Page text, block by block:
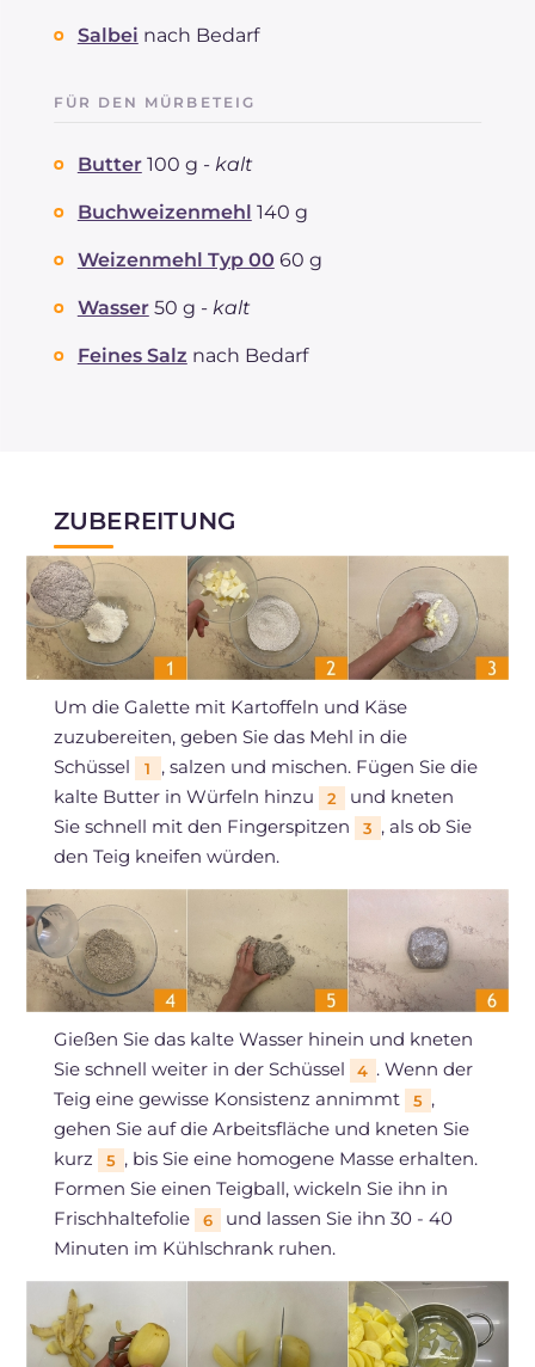
Salbei nach Bedarf
FÜR DEN MÜRBETEIG
Butter 100 g - kalt
Buchweizenmehl 140 g
Weizenmehl Typ 00 60 g
Wasser 50 g - kalt
Feines Salz nach Bedarf
ZUBEREITUNG
Um die Galette mit Kartoffeln und Käse
zuzubereiten, geben Sie das Mehl in die
Schüssel
1
, salzen und mischen. Fügen Sie die
kalte Butter in Würfeln hinzu
2
und kneten
Sie schnell mit den Fingerspitzen
3 , als ob Sie
den Teig kneifen würden.
Gießen Sie das kalte Wasser hinein und kneten
Sie schnell weiter in der Schüssel
4 . Wenn der
Teig eine gewisse Konsistenz annimmt
5 ,
gehen Sie auf die Arbeitsfläche und kneten Sie
kurz
5 , bis Sie eine homogene Masse erhalten.
Formen Sie einen Teigball, wickeln Sie ihn in
Frischhaltefolie
6
und lassen Sie ihn 30 - 40
Minuten im Kühlschrank ruhen.